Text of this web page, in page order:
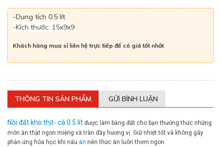
-Dung tích 0.5 lít
-Kích thước: 15x9x9
Khách hàng mua sĩ liên hệ trực tiếp để có giá tốt nhất
THÔNG TIN SẢN PHẨM GỬI BÌNH LUẬN
Nồi đất kho thịt- cá 0.5 lít được làm bằng đất cho bạn thưởng thức những
món ăn thật ngon miệng và tràn đầy hương vị. Giữ nhiệt tốt và không gây
phản ứng hóa học khi nấu ăn nên thức ăn luôn thơm ngon.